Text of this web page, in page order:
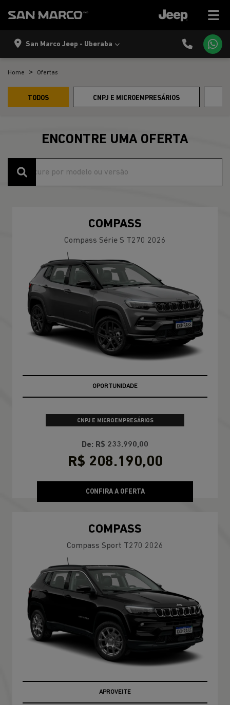
San Marco Jeep - Uberaba
Home Ofertas
TODOS CNPJ E MICROEMPRESÁRIOS
ENCONTRE UMA OFERTA
COMPASS
Compass Série S T270 2026
OPORTUNIDADE
CNPJ E MICROEMPRESÁRIOS
De: R$ 233.990,00
R$ 208.190,00
CONFIRA A OFERTA
COMPASS
Compass Sport T270 2026
APROVEITE